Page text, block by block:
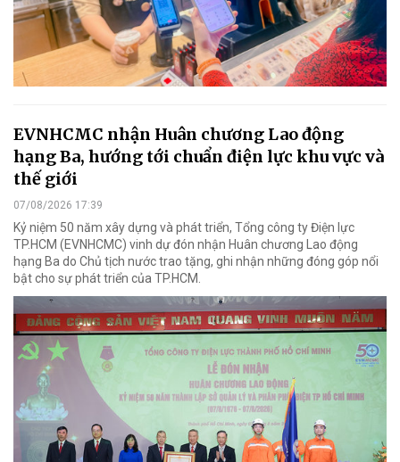
EVNHCMC nhận Huân chương Lao động
hạng Ba, hướng tới chuẩn điện lực khu vực và
thế giới
07/08/2026 17:39
Kỷ niệm 50 năm xây dựng và phát triển, Tổng công ty Điện lực
TP.HCM (EVNHCMC) vinh dự đón nhận Huân chương Lao động
hạng Ba do Chủ tịch nước trao tặng, ghi nhận những đóng góp nổi
bật cho sự phát triển của TP.HCM.